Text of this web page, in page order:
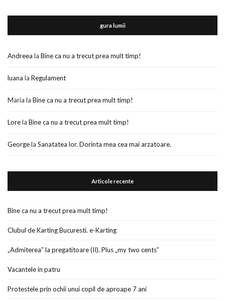
gura lumii
Andreea la Bine ca nu a trecut prea mult timp!
luana la Regulament
Maria la Bine ca nu a trecut prea mult timp!
Lorela Bine ca nu a trecut prea mult timp!
Georgela Sanatatea lor. Dorinta mea cea mai arzatoare.
Articole recente
Bine ca nu a trecut prea mult timp!
Clubul de Karting Bucuresti. e-Karting
„Admiterea” la pregatitoare (II). Plus „my two cents”
Vacantele in patru
Protestele prin ochii unui copil de aproape 7 ani